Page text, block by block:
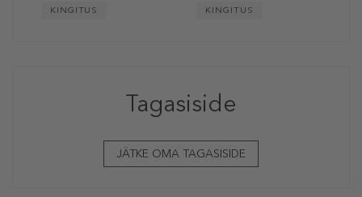
KINGITUS KINGITUS
Tagasiside
JÄTKE OMA TAGASISIDE